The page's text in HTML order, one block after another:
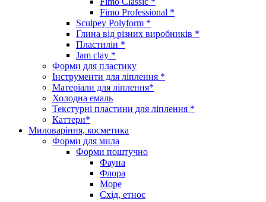
Fimo Professional *
Sculpey Polyform *
Глина від різних виробників *
Пластилін *
Jam clay *
Форми для пластику
Інструменти для ліплення *
Матеріали для ліплення*
Холодна емаль
Текстурні пластини для ліплення *
Каттери*
Миловаріння, косметика
Форми для мила
Форми поштучно
Фауна
Флора
Море
Схід, етнос